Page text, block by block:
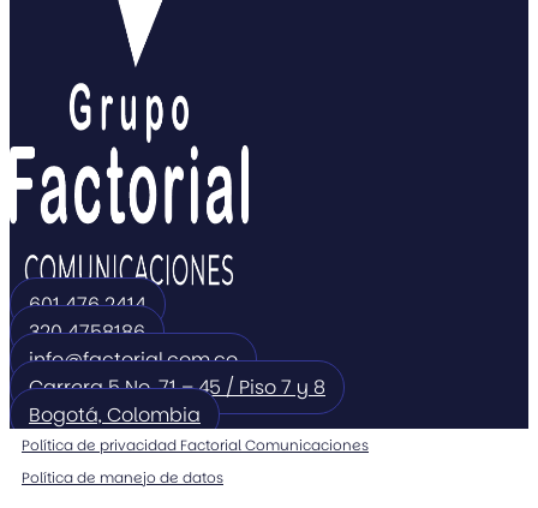
601 476 2414
320 4758186
info@factorial.com.co
Carrera 5 No. 71 – 45 / Piso 7 y 8
Bogotá, Colombia
Política de privacidad Factorial Comunicaciones
Política de manejo de datos